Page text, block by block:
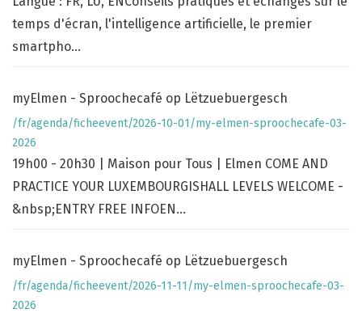
temps d'écran, l'intelligence artificielle, le premier
smartpho...
myElmen - Sproochecafé op Lëtzuebuergesch
/fr/agenda/ficheevent/2026-10-01/my-elmen-sproochecafe-03-
2026
19h00 - 20h30 | Maison pour Tous | Elmen COME AND
PRACTICE YOUR LUXEMBOURGISHALL LEVELS WELCOME -
&nbsp;ENTRY FREE INFOEN...
myElmen - Sproochecafé op Lëtzuebuergesch
/fr/agenda/ficheevent/2026-11-11/my-elmen-sproochecafe-03-
2026